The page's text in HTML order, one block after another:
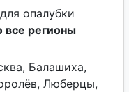
опалубки
все регионы
Балашиха,
Люберцы,